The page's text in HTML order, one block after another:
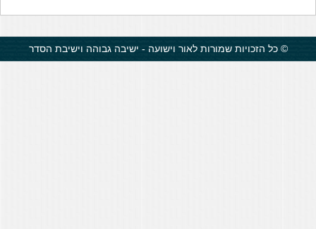
© כל הזכויות שמורות לאור וישועה - ישיבה גבוהה וישיבת הסדר